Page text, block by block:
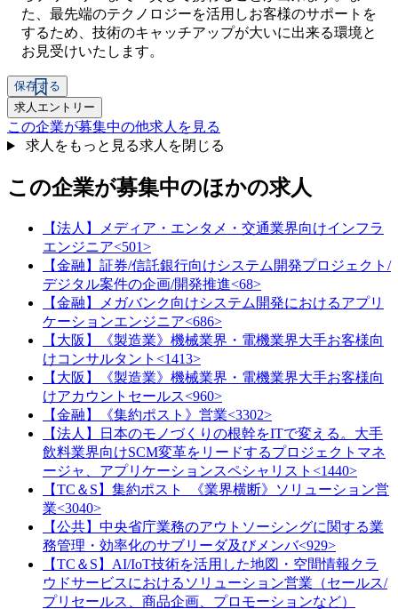
た、最先端のテクノロジーを活用しお客様のサポートを
するため、技術のキャッチアップが大いに出来る環境と
お見受けいたします。
保存する
求人エントリー
この企業が募集中の他求人を見る
求人をもっと見る求人を閉じる
この企業が募集中のほかの求人
【法人】メディア・エンタメ・交通業界向けインフラ
エンジニア<501>
【金融】証券/信託銀行向けシステム開発プロジェクト/
デジタル案件の企画/開発推進<68>
【金融】メガバンク向けシステム開発におけるアプリ
ケーションエンジニア<686>
【大阪】《製造業》機械業界・電機業界大手お客様向
けコンサルタント<1413>
【大阪】《製造業》機械業界・電機業界大手お客様向
けアカウントセールス<960>
【金融】《集約ポスト》営業<3302>
【法人】日本のモノづくりの根幹をITで変える。大手
飲料業界向けSCM変革をリードするプロジェクトマネ
ージャ、アプリケーションスペシャリスト<1440>
【TC＆S】集約ポスト_《業界横断》ソリューション営
業<3040>
【公共】中央省庁業務のアウトソーシングに関する業
務管理・効率化のサブリーダ及びメンバ<929>
【TC＆S】AI/IoT技術を活用した地図・空間情報クラ
ウドサービスにおけるソリューション営業（セールス/
プリセールス、商品企画、プロモーションなど）